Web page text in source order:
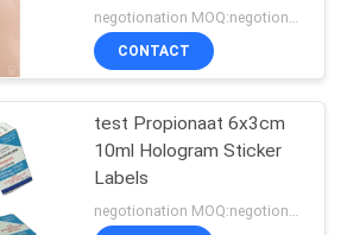
van de
negotionation MOQ:negotionation
CONTACT
test Propionaat 6x3cm
10ml Hologram Sticker
Labels
negotionation MOQ:negotionation